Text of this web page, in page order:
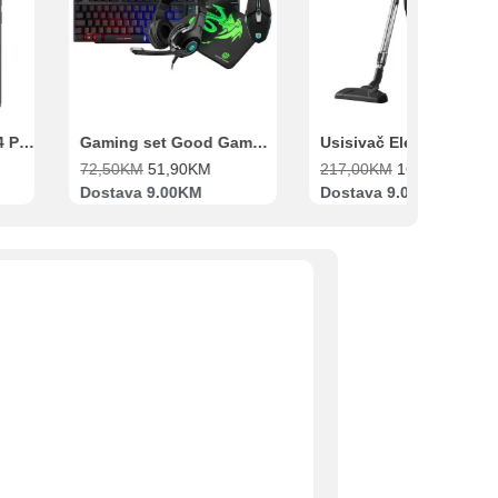
Xiaomi Redmi Note 14 Pro 8GB 256GB Crni
Gaming set Good Game Tastatura, Miš, Slušalice i podloga za miš
72,50KM 51,90KM
Dostava 9.00KM
217,00KM 169,00
Dostava 9.00KM